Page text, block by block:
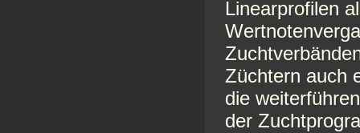
Linearprofilen
Züchtern auch
die
der